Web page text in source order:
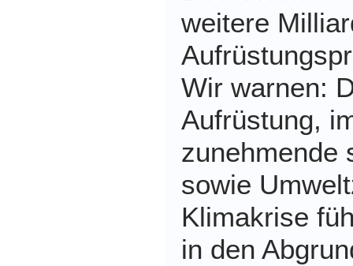
weitere
Wir warnen:
Aufrüstung,
zunehmende
sowie
Klimakrise
in den